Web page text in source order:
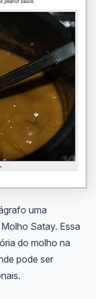
uma
Satay. Essa
do molho na
pode ser